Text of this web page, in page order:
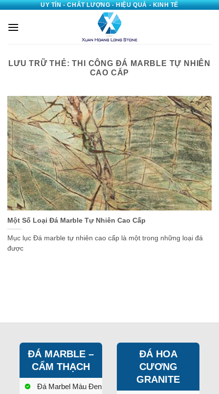
Bỏ
nội
UY TÍN - CHẤT LƯỢNG - HIỆU QUẢ - KINH TẾ
LƯU TRỮ THẺ:THI CÔNG ĐÁ MARBLE TỰ NHIÊN
CAO CẤP
Một Số Loại Đá Marble Tự Nhiên Cao Cấp
Mục lục Đá marble tự nhiên cao cấp là một trong những loại đá
được
ĐÁ MARBLE –
CẨM THẠCH
Đá Marbel Màu Đen
ĐÁ HOA
CƯƠNG
GRANITE